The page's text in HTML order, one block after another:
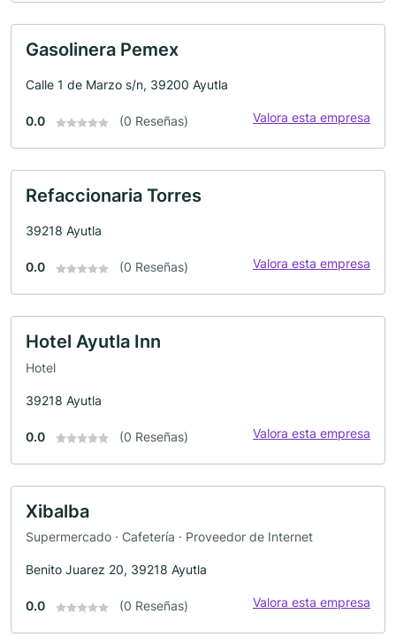
Gasolinera Pemex
Calle 1 de Marzo s/n, 39200 Ayutla
0.0 (0 Reseñas) Valora esta empresa
Refaccionaria Torres
39218 Ayutla
0.0 (0 Reseñas) Valora esta empresa
Hotel Ayutla Inn
Hotel
39218 Ayutla
0.0 (0 Reseñas) Valora esta empresa
Xibalba
Supermercado · Cafetería · Proveedor de Internet
Benito Juarez 20, 39218 Ayutla
0.0 (0 Reseñas) Valora esta empresa